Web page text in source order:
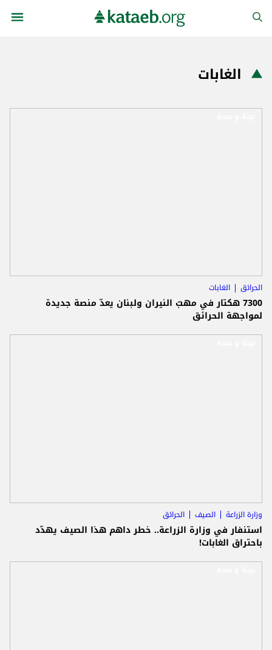
الغابات
الحرائق الغابات
7300 هكتار في مهبّ النيران ولبنان يعدّ منصة جديدة
لمواجهة الحرائق
وزارة الزراعة الصيف الحرائق
استنفار في وزارة الزراعة.. خطر داهم هذا الصيف يهدّد
باحتراق الغابات!